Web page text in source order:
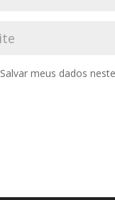
Salvar meus dados